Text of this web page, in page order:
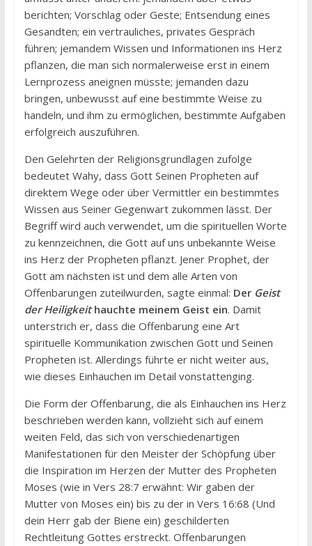
berichten; Vorschlag oder Geste; Entsendung eines
Gesandten; ein vertrauliches, privates Gespräch
führen; jemandem Wissen und Informationen ins Herz
pflanzen, die man sich normalerweise erst in einem
Lernprozess aneignen müsste; jemanden dazu
bringen, unbewusst auf eine bestimmte Weise zu
handeln, und ihm zu ermöglichen, bestimmte Aufgaben
erfolgreich auszuführen.
Den Gelehrten der Religionsgrundlagen zufolge
bedeutet Wahy, dass Gott Seinen Propheten auf
direktem Wege oder über Vermittler ein bestimmtes
Wissen aus Seiner Gegenwart zukommen lässt. Der
Begriff wird auch verwendet, um die spirituellen Worte
zu kennzeichnen, die Gott auf uns unbekannte Weise
ins Herz der Propheten pflanzt. Jener Prophet, der
Gott am nächsten ist und dem alle Arten von
Offenbarungen zuteilwurden, sagte einmal: Der Geist
der Heiligkeithauchte meinem Geist ein. Damit
unterstrich er, dass die Offenbarung eine Art
spirituelle Kommunikation zwischen Gott und Seinen
Propheten ist. Allerdings führte er nicht weiter aus,
wie dieses Einhauchen im Detail vonstattenging.
Die Form der Offenbarung, die als Einhauchen ins Herz
beschrieben werden kann, vollzieht sich auf einem
weiten Feld, das sich von verschiedenartigen
Manifestationen für den Meister der Schöpfung über
die Inspiration im Herzen der Mutter des Propheten
Moses (wie in Vers 28:7 erwähnt: Wir gaben der
Mutter von Moses ein) bis zu der in Vers 16:68 (Und
dein Herr gab der Biene ein) geschilderten
Rechtleitung Gottes erstreckt. Offenbarungen